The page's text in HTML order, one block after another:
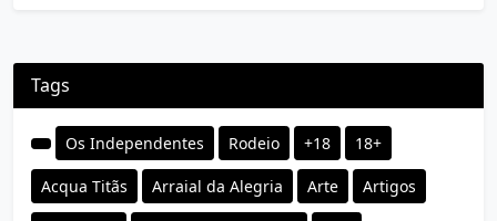
Tags
Os Independentes Rodeio +18 18+
Acqua Titãs Arraial da Alegria Arte Artigos